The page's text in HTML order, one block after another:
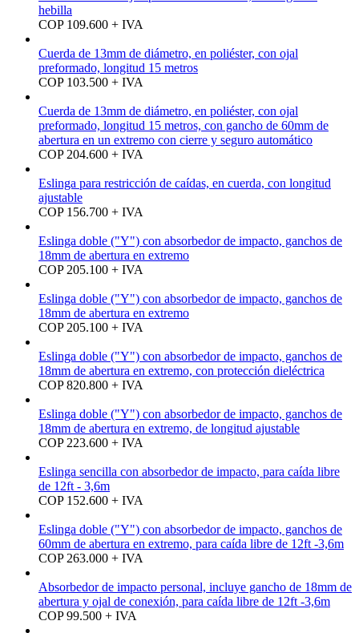
hebilla
COP 109.600 + IVA
Cuerda de 13mm de diámetro, en poliéster, con ojal
preformado, longitud 15 metros
COP 103.500 + IVA
Cuerda de 13mm de diámetro, en poliéster, con ojal
preformado, longitud 15 metros, con gancho de 60mm de
abertura en un extremo con cierre y seguro automático
COP 204.600 + IVA
Eslinga para restricción de caídas, en cuerda, con longitud
ajustable
COP 156.700 + IVA
Eslinga doble ("Y") con absorbedor de impacto, ganchos de
18mm de abertura en extremo
COP 205.100 + IVA
Eslinga doble ("Y") con absorbedor de impacto, ganchos de
18mm de abertura en extremo
COP 205.100 + IVA
Eslinga doble ("Y") con absorbedor de impacto, ganchos de
18mm de abertura en extremo, con protección dieléctrica
COP 820.800 + IVA
Eslinga doble ("Y") con absorbedor de impacto, ganchos de
18mm de abertura en extremo, de longitud ajustable
COP 223.600 + IVA
Eslinga sencilla con absorbedor de impacto, para caída libre
de 12ft - 3,6m
COP 152.600 + IVA
Eslinga doble ("Y") con absorbedor de impacto, ganchos de
60mm de abertura en extremo, para caída libre de 12ft -3,6m
COP 263.000 + IVA
Absorbedor de impacto personal, incluye gancho de 18mm de
abertura y ojal de conexión, para caída libre de 12ft -3,6m
COP 99.500 + IVA